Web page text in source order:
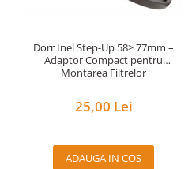
Dorr Inel Step-Up 58> 77mm –
Adaptor Compact pentru
Montarea Filtrelor
25,00 Lei
ADAUGA IN COS